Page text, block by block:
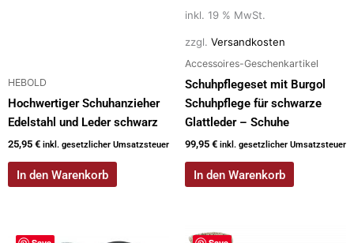
HEBOLD
Hochwertiger Schuhanzieher
Edelstahl und Leder schwarz
25,95 € inkl. gesetzlicher Umsatzsteuer
In den Warenkorb
inkl. 19 % MwSt.
zzgl. Versandkosten
Accessoires-Geschenkartikel
Schuhpflegeset mit Burgol
Schuhpflege für schwarze
Glattleder – Schuhe
99,95 € inkl. gesetzlicher Umsatzsteuer
In den Warenkorb
Dieses